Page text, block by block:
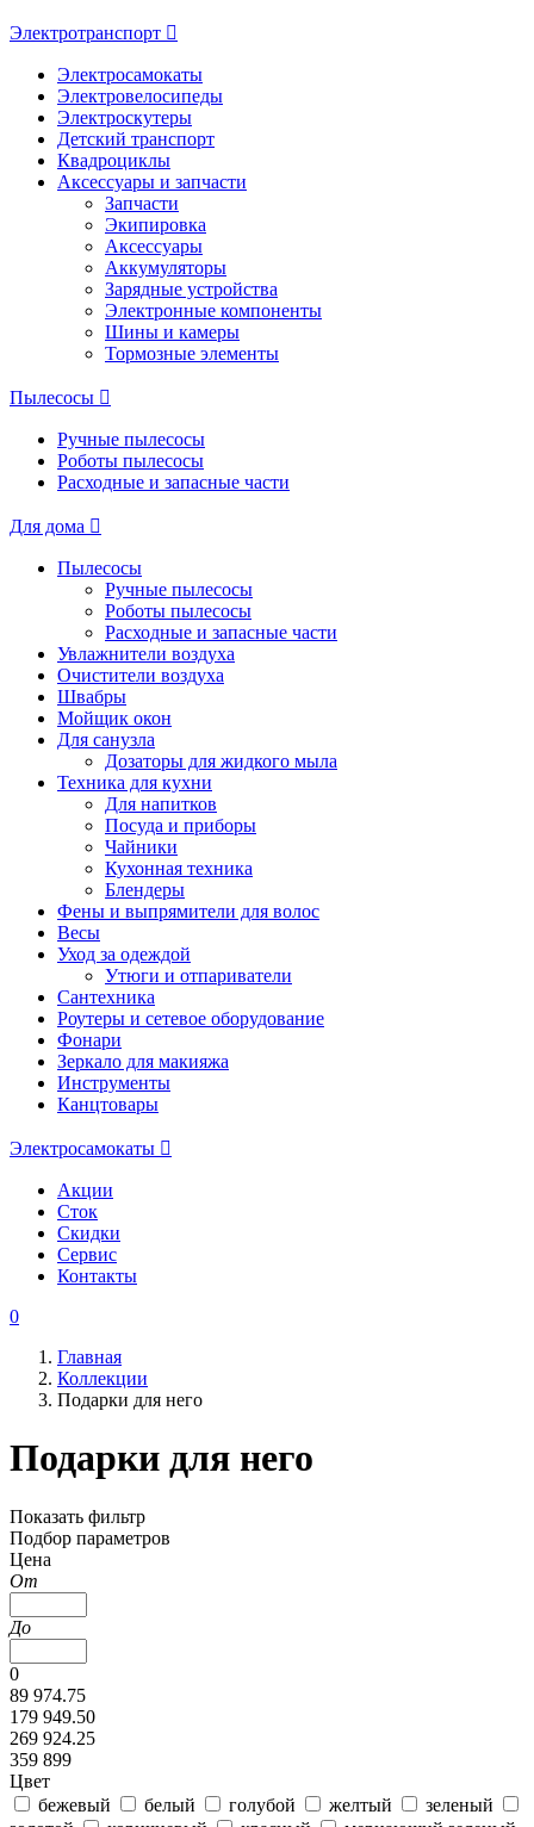
Электротранспорт
Электросамокаты
Электровелосипеды
Электроскутеры
Детский транспорт
Квадроциклы
Аксессуары и запчасти
Запчасти
Экипировка
Аксессуары
Аккумуляторы
Зарядные устройства
Электронные компоненты
Шины и камеры
Тормозные элементы
Пылесосы
Ручные пылесосы
Роботы пылесосы
Расходные и запасные части
Для дома
Пылесосы
Ручные пылесосы
Роботы пылесосы
Расходные и запасные части
Увлажнители воздуха
Очистители воздуха
Швабры
Мойщик окон
Для санузла
Дозаторы для жидкого мыла
Техника для кухни
Для напитков
Посуда и приборы
Чайники
Кухонная техника
Блендеры
Фены и выпрямители для волос
Весы
Уход за одеждой
Утюги и отпариватели
Сантехника
Роутеры и сетевое оборудование
Фонари
Зеркало для макияжа
Инструменты
Канцтовары
Электросамокаты
Акции
Сток
Скидки
Сервис
Контакты
0
Главная
Коллекции
Подарки для него
Подарки для него
Показать фильтр
Подбор параметров
Цена
От
До
0
89 974.75
179 949.50
269 924.25
359 899
Цвет
бежевый
белый голубой желтый
зеленый